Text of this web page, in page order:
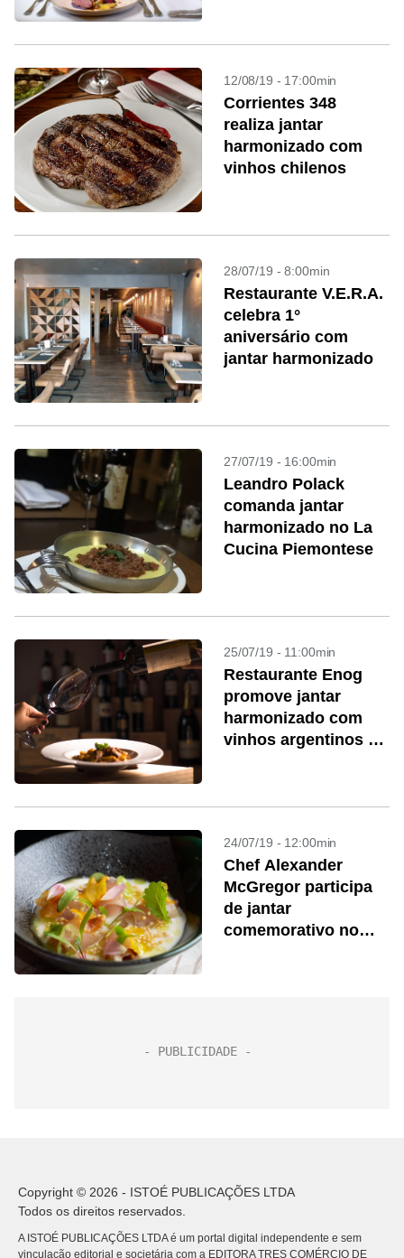
12/08/19 - 17:00min
Corrientes 348
realiza jantar
harmonizado com
vinhos chilenos
28/07/19 - 8:00min
Restaurante V.E.R.A.
celebra 1°
aniversário com
jantar harmonizado
27/07/19 - 16:00min
Leandro Polack
comanda jantar
harmonizado no La
Cucina Piemontese
25/07/19 - 11:00min
Restaurante Enog
promove jantar
harmonizado com
vinhos argentinos no
24/07/19 - 12:00min
Chef Alexander
McGregor participa
de jantar
comemorativo no
Copyright © 2026 - ISTOÉ PUBLICAÇÕES LTDA
Todos os direitos reservados.
A ISTOÉ PUBLICAÇÕES LTDA é um portal digital independente e sem
vinculação editorial e societária com a EDITORA TRES COMÉRCIO DE